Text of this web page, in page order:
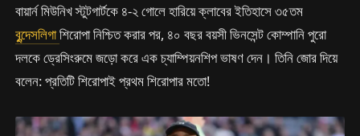
বায়ার্ন মিউনিখ স্টুটগার্টকে ৪-২ গোলে হারিয়ে ক্লাবের ইতিহাসে ৩৫তম
বুন্দেসলিগাশিরোপা নিশ্চিত করার পর, ৪০ বছর বয়সী ভিনসেন্ট কোম্পানি পুরো
দলকে ড্রেসিংরুমে জড়ো করে এক চ্যাম্পিয়নশিপ ভাষণ দেন। তিনি জোর দিয়ে
বলেন: প্রতিটি শিরোপাই প্রথম শিরোপার মতো!